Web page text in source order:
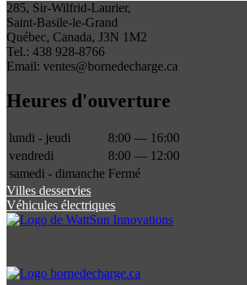
285, Sir-Wilfrid-Laurier,
Saint-Basile-le-Grand
Québec, Canada, J3N 1M2
Tel.: 438 928-8766
Email: ventes@bornedecharge.ca
Heures d'ouverture
lundi - jeudi
8:00 — 16:00
vendredi
8:00 — 12:00
samedi - dimanche Fermé
Villes desservies
Véhicules électriques